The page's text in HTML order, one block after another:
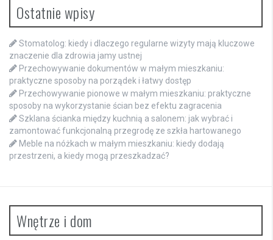
Ostatnie wpisy
Stomatolog: kiedy i dlaczego regularne wizyty mają kluczowe
znaczenie dla zdrowia jamy ustnej
Przechowywanie dokumentów w małym mieszkaniu:
praktyczne sposoby na porządek i łatwy dostęp
Przechowywanie pionowe w małym mieszkaniu: praktyczne
sposoby na wykorzystanie ścian bez efektu zagracenia
Szklana ścianka między kuchnią a salonem: jak wybrać i
zamontować funkcjonalną przegrodę ze szkła hartowanego
Meble na nóżkach w małym mieszkaniu: kiedy dodają
przestrzeni, a kiedy mogą przeszkadzać?
Wnętrze i dom